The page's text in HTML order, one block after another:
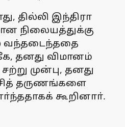
தில்லி இந்திரா
நிலையத்துக்கு
வந்தடைந்ததை
தனது விமானம்
முன்பு, தனது
தருணங்களை
கூறினாா்.